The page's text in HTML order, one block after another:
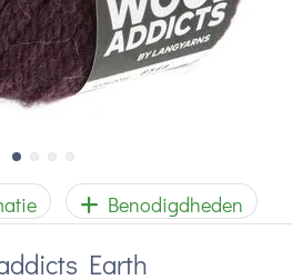
Benodigdheden
Earth